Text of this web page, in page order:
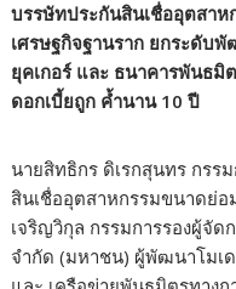
บรรษัทประกันสินเชื่ออุตสาห
เศรษฐกิจฐานราก ยกระดับ
ยุคเกอร์ และ ธนาคารพันธมิ
ดอกเบี้ยถูก ค้ำนาน 10 ปี
นายสิทธิกร ดิเรกสุนทร กรร
สินเชื่ออุตสาหกรรมขนาดย่
เจริญวิกุล กรรมการรองผู้จัด
จำกัด (มหาชน) ผู้พัฒนาโมเ